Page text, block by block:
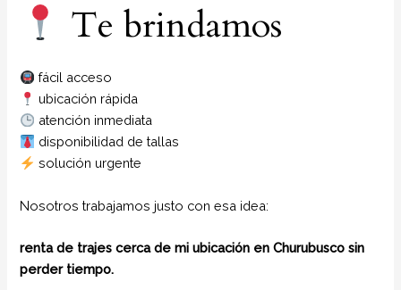
Te brindamos
fácil acceso
ubicación rápida
atención inmediata
disponibilidad de tallas
solución urgente
Nosotros trabajamos justo con esa idea:
renta de trajes cerca de mi ubicación en Churubusco sin
perder tiempo.